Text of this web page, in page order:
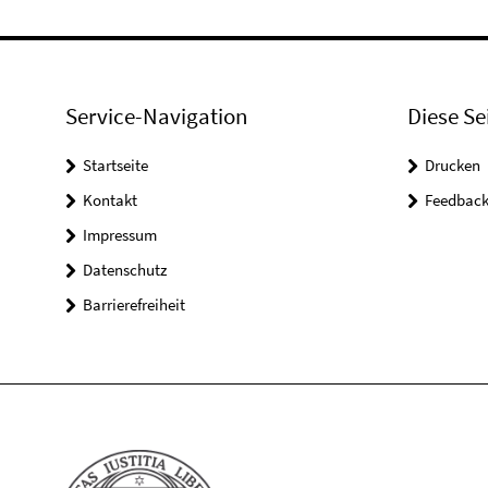
Service-Navigation
Startseite
Kontakt
Impressum
Datenschutz
Barrierefreiheit
Diese
Drucken
Feedback